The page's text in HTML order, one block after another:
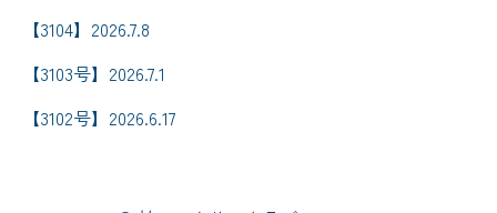
【3104】2026.7.8
【3103号】2026.7.1
【3102号】2026.6.17